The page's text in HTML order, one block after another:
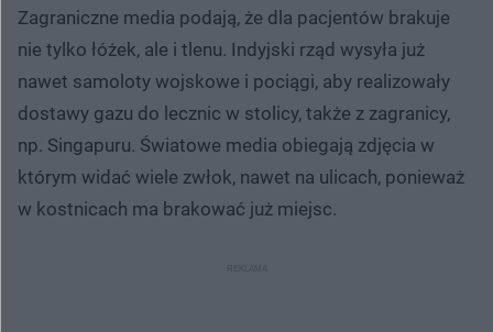
Zagraniczne media podają, że dla pacjentów brakuje
nie tylko łóżek, ale i tlenu. Indyjski rząd wysyła już
nawet samoloty wojskowe i pociągi, aby realizowały
dostawy gazu do lecznic w stolicy, także z zagranicy,
np. Singapuru. Światowe media obiegają zdjęcia w
którym widać wiele zwłok, nawet na ulicach, ponieważ
w kostnicach ma brakować już miejsc.